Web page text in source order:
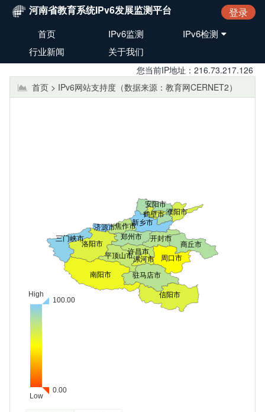
河南省教育系统IPv6发展监测平台
首页 IPv6监测
IPv6检测
行业新闻
关于我们
登录
您当前IP地址：216.73.217.126
首页 > IPv6网站支持度（数据来源：教育网CERNET2）